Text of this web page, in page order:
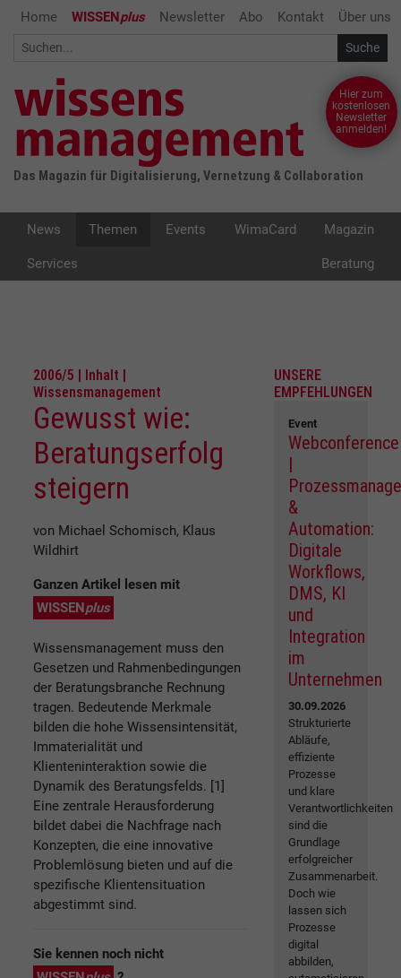
Home WISSENplus Newsletter Abo Kontakt Über uns
Das Magazin für Digitalisierung, Vernetzung & Collaboration
Hier zum
kostenlosen
Newsletter
anmelden!
News Themen Events WimaCard Magazin
Services Beratung
2006/5 | Inhalt |
Wissensmanagement
Gewusst wie:
Beratungserfolg
steigern
von Michael Schomisch, Klaus
Wildhirt
Ganzen Artikel lesen mit
WISSENplus
Wissensmanagement muss den
Gesetzen und Rahmenbedingungen
der Beratungsbranche Rechnung
tragen. Bedeutende Merkmale
bilden die hohe Wissensintensität,
Immaterialität und
Klienteninteraktion sowie die
Dynamik des Beratungsfelds. [1]
Eine zentrale Herausforderung
bildet dabei die Nachfrage nach
Konzepten, die eine innovative
Problemlösung bieten und auf die
spezifische Klientensituation
abgestimmt sind.
Sie kennen noch nicht
UNSERE
EMPFEHLUNGEN
Event
Webconference
|
&
Automation:
Digitale
Workflows,
DMS, KI
und
Integration
im
Unternehmen
30.09.2026
Strukturierte
Abläufe,
effiziente
Prozesse
und klare
Verantwortlichkeiten
sind die
Grundlage
erfolgreicher
Zusammenarbeit.
Doch wie
lassen sich
Prozesse
digital
abbilden,